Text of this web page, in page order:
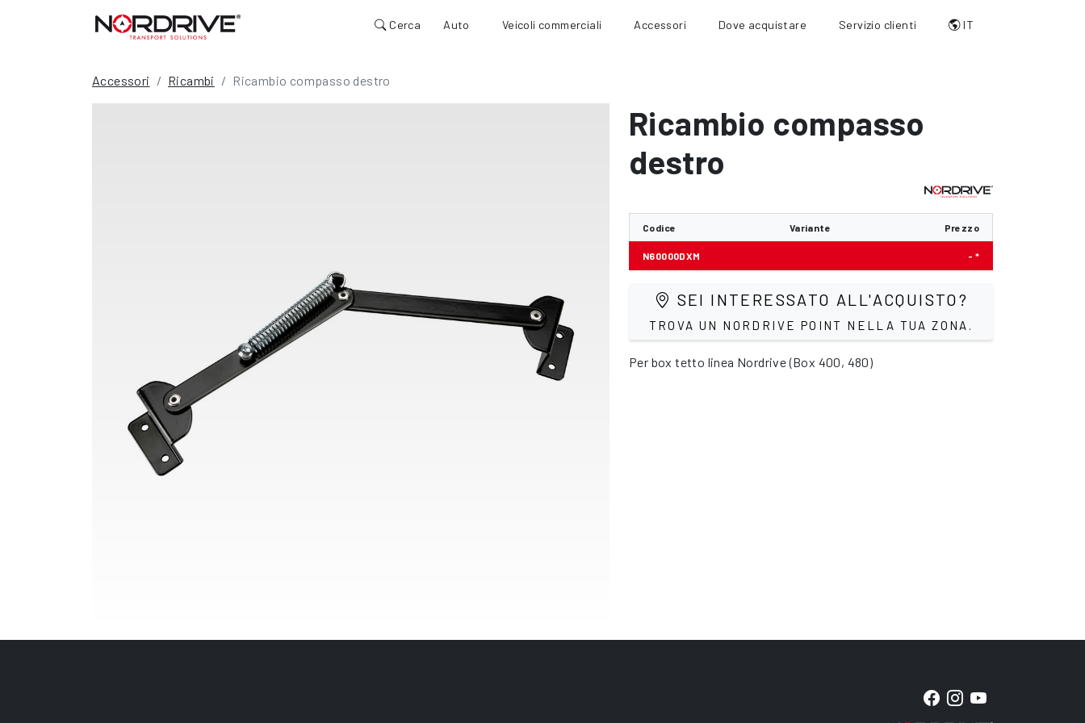
Cerca Auto Veicoli commerciali Accessori Dove acquistare Servizio clienti IT
Accessori Ricambi Ricambio compasso destro
Ricambio compasso
destro
Codice Variante Prezzo
N60000DXM - *
SEI INTERESSATO ALL'ACQUISTO?
TROVA UN NORDRIVE POINT NELLA TUA ZONA.
Per box tetto linea Nordrive (Box 400, 480)